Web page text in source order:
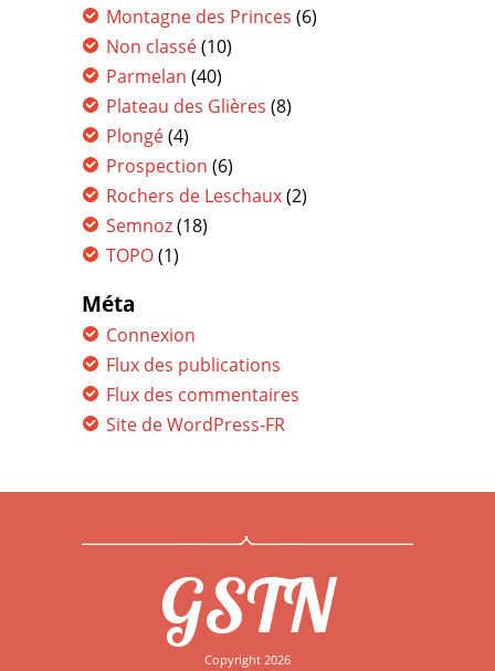
Montagne des Princes (6)
Non classé(10)
Parmelan (40)
Plateau des Glières (8)
Plongé(4)
Prospection (6)
Rochers de Leschaux(2)
Semnoz(18)
TOPO(1)
Méta
Connexion
Flux des publications
Flux des commentaires
Site de WordPress-FR
GSTN
Copyright 2026